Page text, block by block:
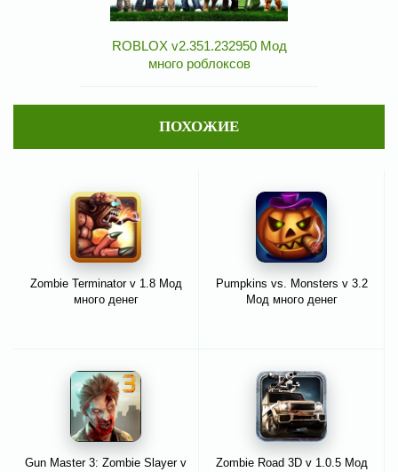
ROBLOX v2.351.232950 Мод
много роблоксов
ПОХОЖИЕ
Zombie Terminator v 1.8 Мод
много денег
Pumpkins vs. Monsters v 3.2
Мод много денег
Gun Master 3: Zombie Slayer v
Zombie Road 3D v 1.0.5 Мод